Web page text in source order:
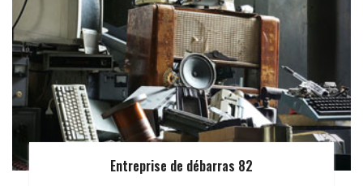
Entreprise de débarras 82